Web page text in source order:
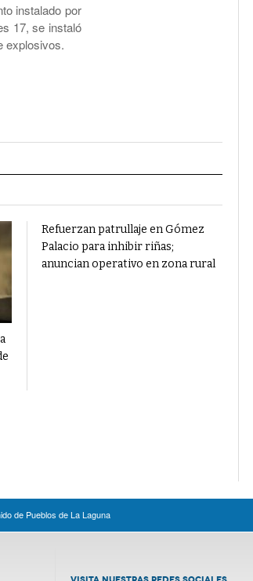
instalado por
17, se instaló
explosivos.
Refuerzan patrullaje en Gómez
Palacio para inhibir riñas;
anuncian operativo en zona rural
de Pueblos de La Laguna